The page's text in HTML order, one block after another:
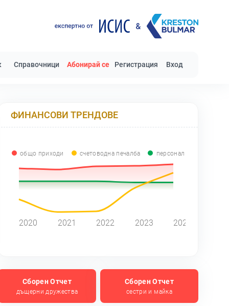
Справочници Абонирай се Регистрация Вход
ФИНАНСОВИ ТРЕНДОВЕ
общо приходи счетоводна печалба персонал
2020 2021 2022 2023 2024
Сборен Отчет
дъщерни дружества
Сборен Отчет
сестри и майка